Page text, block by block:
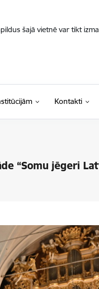
šajā vietnē var tikt
Kontakti
“Somu jēgeri